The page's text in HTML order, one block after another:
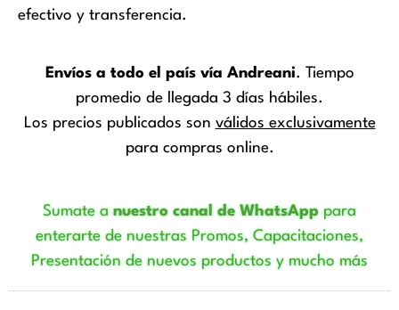
efectivo y transferencia.
Envíos a todo el país vía Andreani. Tiempo
promedio de llegada 3 días hábiles.
Los precios publicados son válidos exclusivamente
para compras online.
Sumate anuestro canal de WhatsApppara
enterarte de nuestras Promos, Capacitaciones,
Presentación de nuevos productos y mucho más